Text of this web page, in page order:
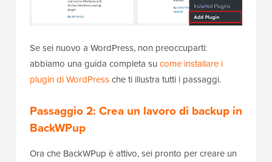
Se sei nuovo a WordPress, non preoccuparti:
abbiamo una guida completa su come installare i
plugin di WordPressche ti illustra tutti i passaggi.
Passaggio 2: Crea un lavoro di backup in
BackWPup
Ora che BackWPup è attivo, sei pronto per creare un